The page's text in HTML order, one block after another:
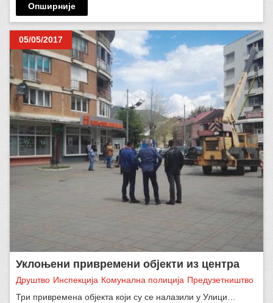
Опширније
05/05/2017
Уклоњени привремени објекти из центра
Друштво Инспекција Комунална полиција Предузетништво
Три привремена објекта који су се налазили у Улици…